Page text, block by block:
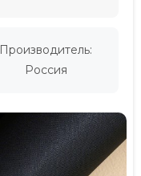
Производитель:
Россия